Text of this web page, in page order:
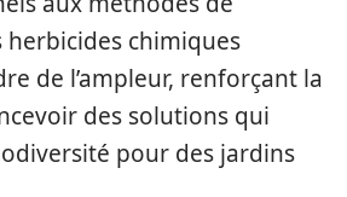
chimiques
de l’ampleur, renforçant la
des solutions qui
pour des jardins